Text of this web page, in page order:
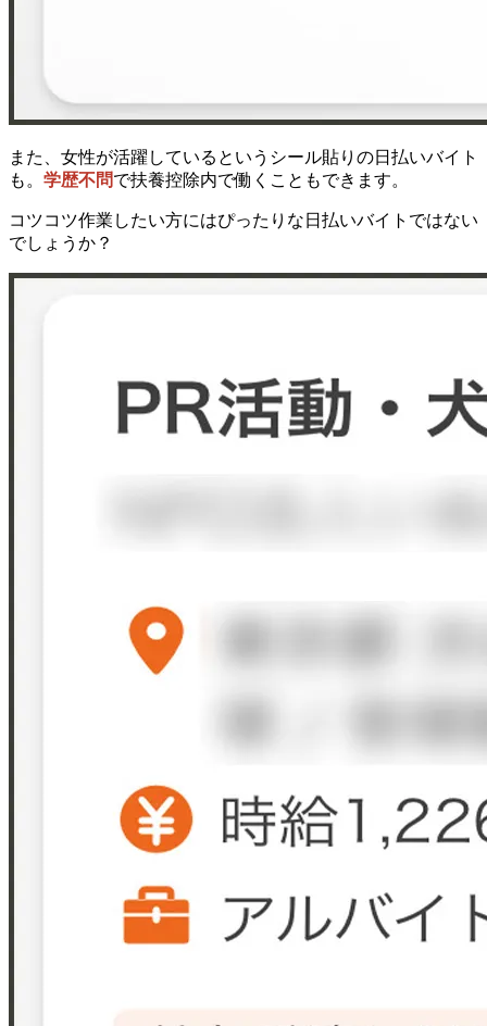
また、女性が活躍しているというシール貼りの日払いバイト
も。 学歴不問で扶養控除内で働くこともできます。
コツコツ作業したい方にはぴったりな日払いバイトではない
でしょうか？